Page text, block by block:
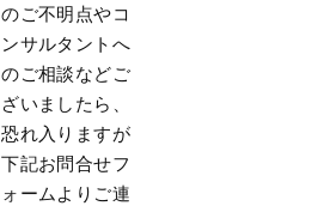
のご不明点やコ
ンサルタントへ
のご相談などご
ざいましたら、
恐れ入りますが
下記お問合せフ
ォームよりご連